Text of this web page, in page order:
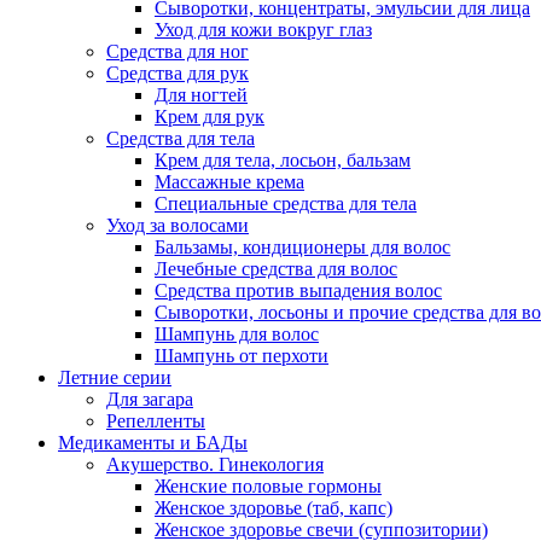
Сыворотки, концентраты, эмульсии для лица
Уход для кожи вокруг глаз
Средства для ног
Средства для рук
Для ногтей
Крем для рук
Средства для тела
Крем для тела, лосьон, бальзам
Массажные крема
Специальные средства для тела
Уход за волосами
Бальзамы, кондиционеры для волос
Лечебные средства для волос
Средства против выпадения волос
Сыворотки, лосьоны и прочие средства для
Шампунь для волос
Шампунь от перхоти
Летние серии
Для загара
Репелленты
Медикаменты и БАДы
Акушерство. Гинекология
Женские половые гормоны
Женское здоровье (таб, капс)
Женское здоровье свечи (суппозитории)